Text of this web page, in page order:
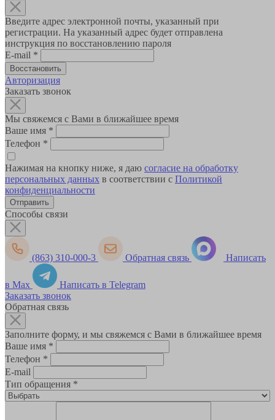
Введите адрес электронной почты, указанный при
регистрации. На указанный адрес будет отправлена
инструкция по восстановлению пароля
E-mail *
Авторизация
Заказать звонок
Мы свяжемся с Вами в ближайшее время
Ваше имя *
Телефон *
Нажимая на кнопку ниже, я даю согласие на обработку
персональных данных в соответствии с Политикой
конфиденциальности
Способы связи
(863) 310-000-3 Обратная связь Написать
в Max
Написать в Telegram
Заказать звонок
Обратная связь
Заполните форму, и мы свяжемся с Вами в ближайшее время
Ваше имя *
Телефон *
E-mail
Тип обращения *